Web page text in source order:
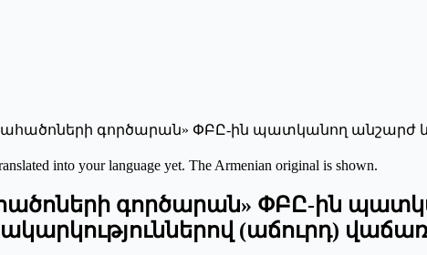
գործարան» ՓԲԸ-ին պատկանող անշարժ
into your language yet. The Armenian original is shown.
գործարան» ՓԲԸ-ին
(աճուրդ)